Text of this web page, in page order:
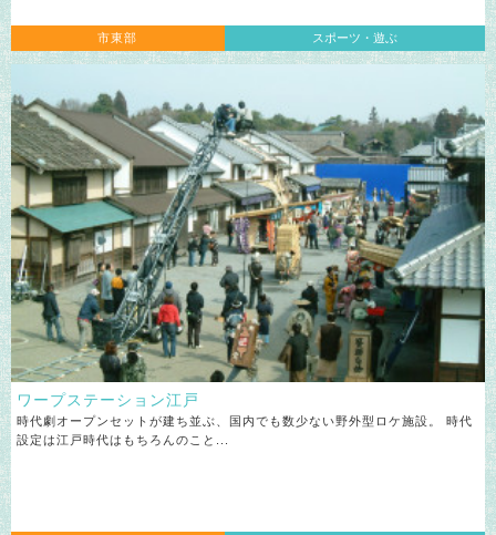
市東部 スポーツ・遊ぶ
ワープステーション江戸
時代劇オープンセットが建ち並ぶ、国内でも数少ない野外型ロケ施設。 時代
設定は江戸時代はもちろんのこと...